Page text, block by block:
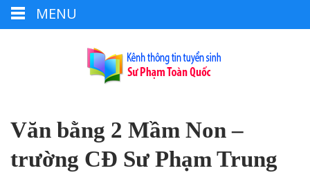
Văn bằng 2 Mầm Non –
trường CĐ Sư Phạm Trung
MENU